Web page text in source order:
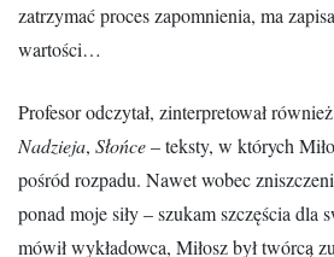
zatrzymać proces zapomnienia, ma
wartości…
Profesor odczytał, zinterpretował
Nadzieja, Słońce– teksty, w których
pośród rozpadu. Nawet wobec
ponad moje siły – szukam szczęścia dla
mówił wykładowca, Miłosz był twórcą